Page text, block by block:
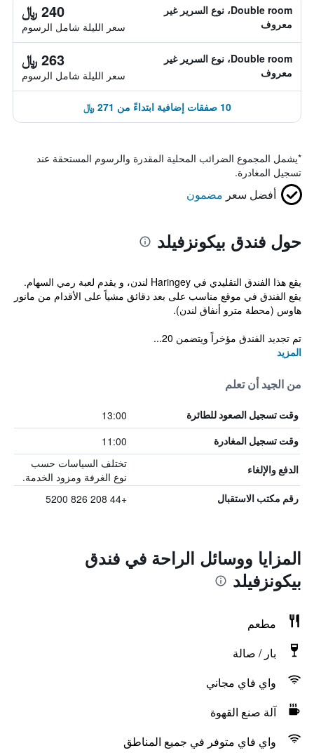
Double room، نوع السرير غير
معروف
240 ﷼
سعر الليلة شامل الرسوم
Double room، نوع السرير غير
معروف
263 ﷼
سعر الليلة شامل الرسوم
10 صفقات إضافية ابتداءً من 271 ﷼
*يشمل المجموع الضرائب المحلية المقدرة والرسوم المستحقة عند
تسجيل المغادرة.
أفضل سعر مضمون
حول فندق بيكونزفيلد
يقع هذا الفندق التقليدي في Haringey لندن، و يقدم لعبة رمي السهام.
يقع الفندق في موقع مناسب على بعد دقائق مشياً على الأقدام من مانور
هاوس (محطة مترو أنفاق لندن).
تم تجديد الفندق مؤخراً ويتضمن 20...
المزيد
من الجيد أن تعلم
وقت تسجيل الصعود للطائرة 13:00
وقت تسجيل المغادرة 11:00
الدفع والإلغاء
تختلف السياسات حسب
نوع الغرفة ومزود الخدمة.
رقم مكتب الاستقبال +44 208 826 5200
المزايا ووسائل الراحة في فندق
بيكونزفيلد
مطعم
بار / صالة
واي فاي مجاني
آلة صنع القهوة
واي فاي متوفر في جميع المناطق